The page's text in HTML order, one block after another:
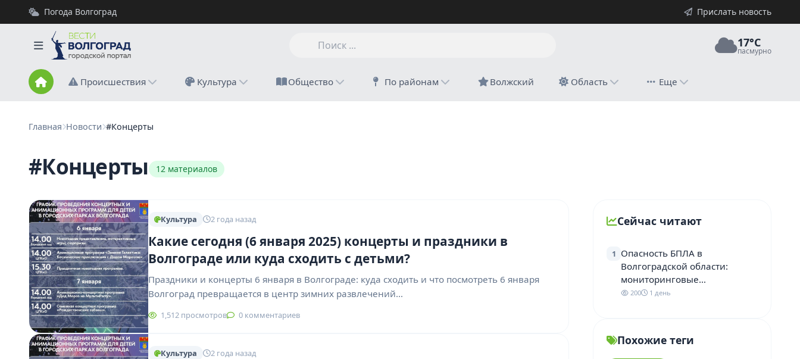
Погода Волгоград Прислать новость
17°C
пасмурно
Происшествия Культура Общество По районам Волжский Область Еще
Главная Новости #Концерты
#Концерты 12 материалов
Культура 2 года назад
Какие сегодня (6 января 2025) концерты и праздники в
Волгограде или куда сходить с детьми?
Праздники и концерты 6 января в Волгограде: куда сходить и что посмотреть 6 января
Волгоград превращается в центр зимних развлечений…
1,512 просмотров 0 комментариев
Культура 2 года назад
Сейчас читают
1 Опасность БПЛА в
Волгоградской области:
мониторинговые…
200 1 день
Похожие теги